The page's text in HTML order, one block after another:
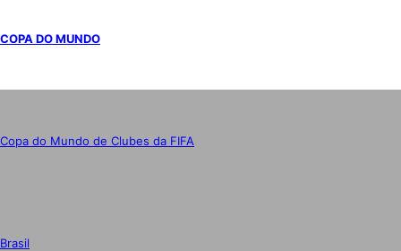
COPA DO MUNDO
Copa do Mundo de Clubes da FIFA
Brasil